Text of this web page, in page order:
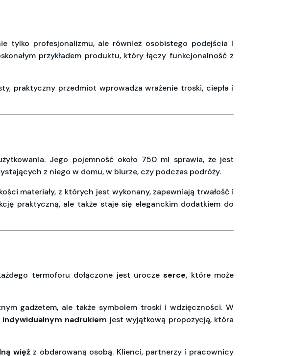
tylko profesjonalizmu, ale również osobistego podejścia i
przykładem produktu, który łączy funkcjonalność z
praktyczny przedmiot wprowadza wrażenie troski, ciepła i
Jego pojemność około 750 ml sprawia, że jest
z niego w domu, w biurze, czy podczas podróży.
materiały, z których jest wykonany, zapewniają trwałość i
praktyczną, ale także staje się eleganckim dodatkiem do
termoforu dołączone jest uroczeserce, które może
gadżetem, ale także symbolem troski i wdzięczności. W
nadrukiem jest wyjątkową propozycją, która
więźz obdarowaną osobą. Klienci, partnerzy i pracownicy